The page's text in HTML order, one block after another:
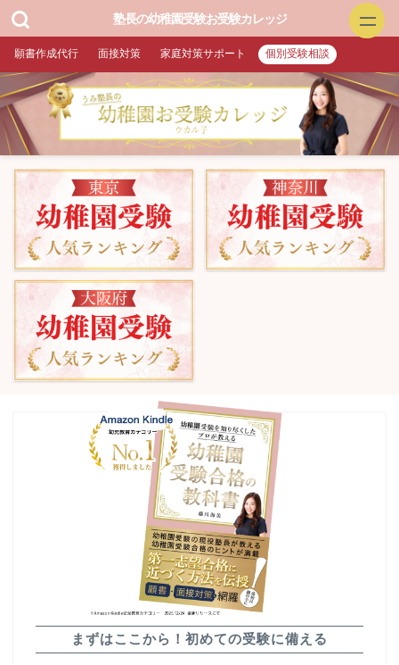
塾長の幼稚園受験お受験カレッジ
願書作成代行 面接対策 家庭対策サポート 個別受験相談
まずはここから！初めての受験に備える
幼稚園お受験
▲面接特訓・回答集 作成付き ▲願書作成・添削
▲家庭対策サポート
▲幼稚園受験合格の教科書 ▲教材販売（通販）
▲小学校受験をプロが解説